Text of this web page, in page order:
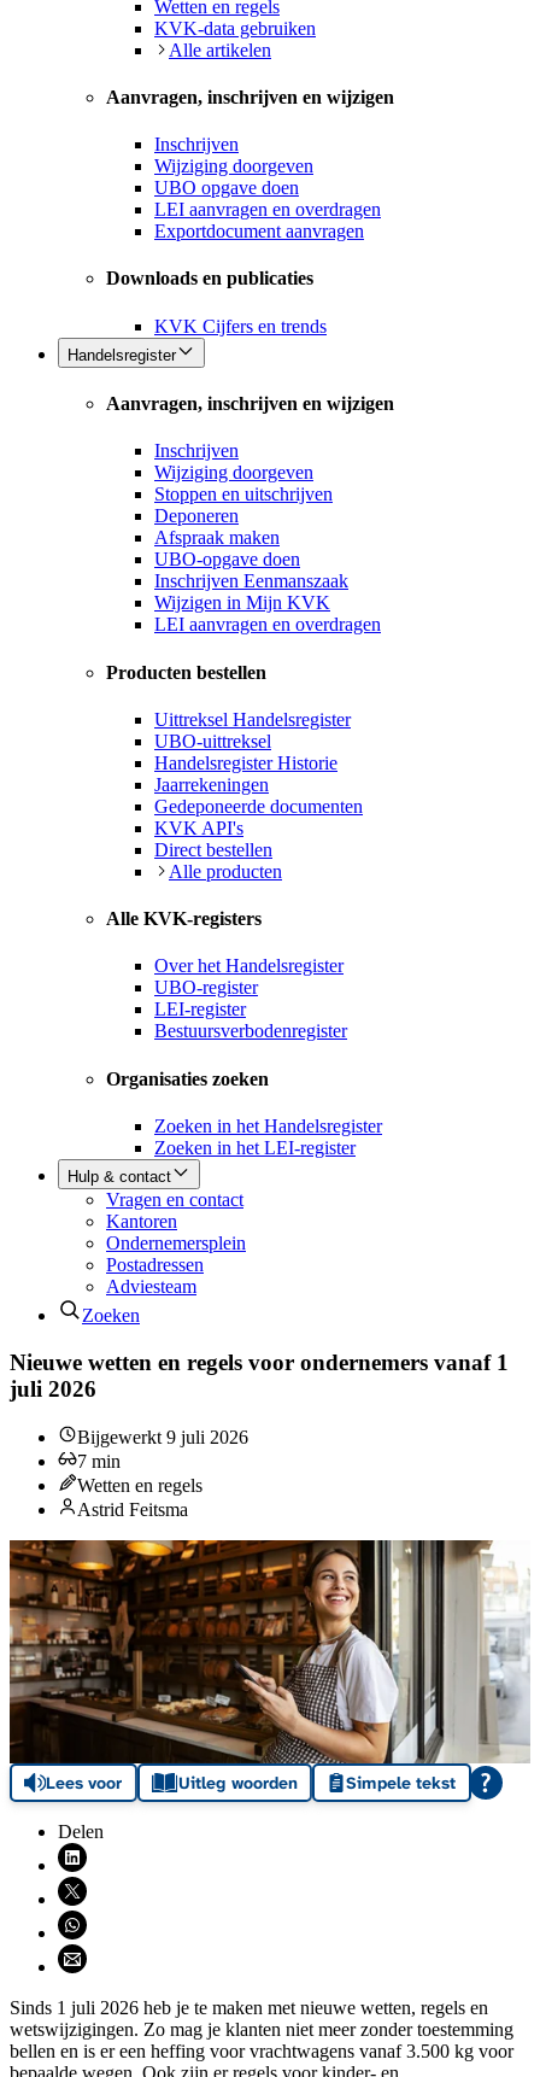
Wetten en regels
KVK-data gebruiken
Alle artikelen
Aanvragen, inschrijven en wijzigen
Inschrijven
Wijziging doorgeven
UBO opgave doen
LEI aanvragen en overdragen
Exportdocument aanvragen
Downloads en publicaties
KVK Cijfers en trends
Handelsregister
Aanvragen, inschrijven en wijzigen
Inschrijven
Wijziging doorgeven
Stoppen en uitschrijven
Deponeren
Afspraak maken
UBO-opgave doen
Inschrijven Eenmanszaak
Wijzigen in Mijn KVK
LEI aanvragen en overdragen
Producten bestellen
Uittreksel Handelsregister
UBO-uittreksel
Handelsregister Historie
Jaarrekeningen
Gedeponeerde documenten
KVK API's
Direct bestellen
Alle producten
Alle KVK-registers
Over het Handelsregister
UBO-register
LEI-register
Bestuursverbodenregister
Organisaties zoeken
Zoeken in het Handelsregister
Zoeken in het LEI-register
Hulp & contact
Vragen en contact
Kantoren
Ondernemersplein
Postadressen
Adviesteam
Zoeken
Nieuwe wetten en regels voor ondernemers vanaf 1
juli 2026
Bijgewerkt 9 juli 2026
7 min
Wetten en regels
Astrid Feitsma
Lees voor Uitleg woorden Simpele tekst
Delen
Deel via LinkedIn (opent nieuw venster)
Deel via X (opent nieuw venster)
Deel via WhatsApp (opent WhatsApp)
Deel via email (opent email programma)
Sinds 1 juli 2026 heb je te maken met nieuwe wetten, regels en
wetswijzigingen. Zo mag je klanten niet meer zonder toestemming
bellen en is er een heffing voor vrachtwagens vanaf 3.500 kg voor
bepaalde wegen. Ook zijn er regels voor kinder- en